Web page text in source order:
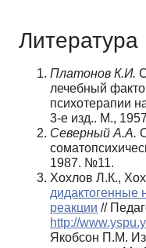
Литература
Платонов К.И.
лечебный
психотерапии
3-е изд.. М.,
Северный А.А.
1987. №11.
Хохлов Л.К.,
дидактогенные
реакции //
http://
Якобсон П.М.